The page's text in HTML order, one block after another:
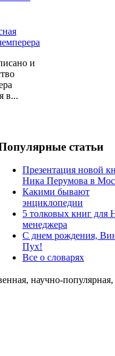
и
в...
статьи
Презентация новой
Ника Перумова в
Какими бывают
энциклопедии
5 толковых книг для
менеджера
С днем рождения,
Пух!
Все о словарях
научно-